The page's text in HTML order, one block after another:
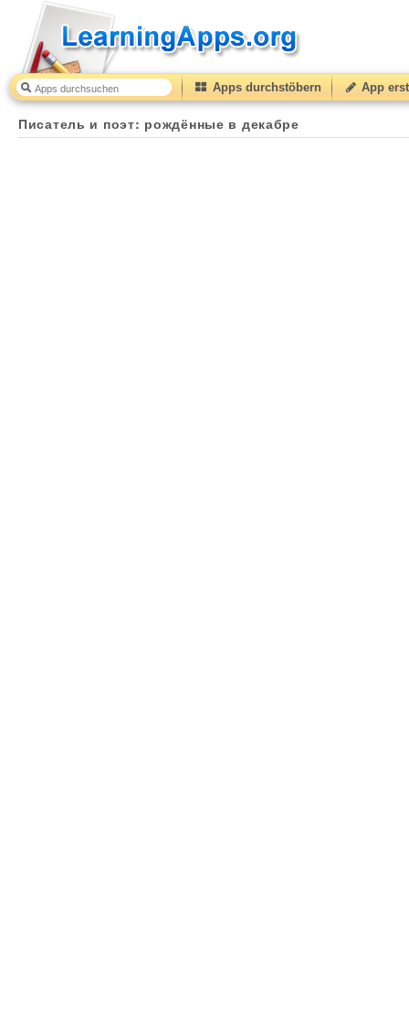
Apps durchstöbern App
Писатель и поэт: рождённые в декабре